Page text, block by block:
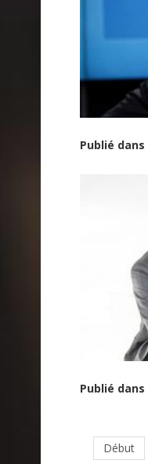
Publié dans
Publié dans
Début